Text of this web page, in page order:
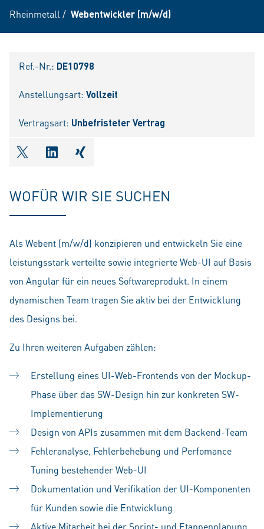
Rheinmetall / Webentwickler (m/w/d)
Ref.-Nr.: DE10798
Anstellungsart: Vollzeit
Vertragsart: Unbefristeter Vertrag
shareOntwitter
shareOnlinkedIn
shareOnxing
WOFÜR WIR SIE SUCHEN
Als Webent (m/w/d) konzipieren und entwickeln Sie eine
leistungsstark verteilte sowie integrierte Web-UI auf Basis
von Angular für ein neues Softwareprodukt. In einem
dynamischen Team tragen Sie aktiv bei der Entwicklung
des Designs bei.
Zu Ihren weiteren Aufgaben zählen:
Erstellung eines UI-Web-Frontends von der Mockup-
Phase über das SW-Design hin zur konkreten SW-
Implementierung
Design von APIs zusammen mit dem Backend-Team
Fehleranalyse, Fehlerbehebung und Perfomance
Tuning bestehender Web-UI
Dokumentation und Verifikation der UI-Komponenten
für Kunden sowie die Entwicklung
Aktive Mitarbeit bei der Sprint- und Etappenplanung